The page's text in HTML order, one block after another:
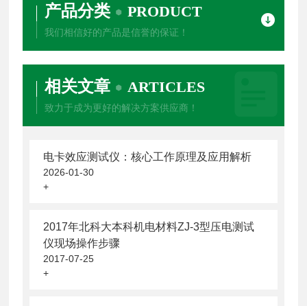
产品分类 PRODUCT
我们相信好的产品是信誉的保证！
相关文章 ARTICLES
致力于成为更好的解决方案供应商！
电卡效应测试仪：核心工作原理及应用解析
2026-01-30
+
2017年北科大本科机电材料ZJ-3型压电测试
仪现场操作步骤
2017-07-25
+